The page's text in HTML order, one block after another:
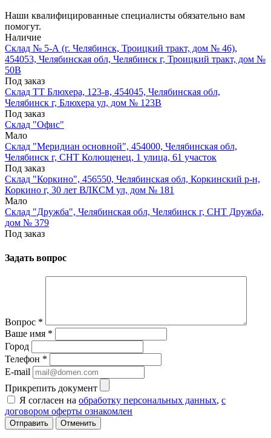
Наши квалифицированные специалисты обязательно вам
помогут.
Наличие
Склад № 5-А (г. Челябинск, Троицкий тракт, дом № 46),
454053, Челябинская обл, Челябинск г, Троицкий тракт, дом №
50В
Под заказ
Склад ТТ Блюхера, 123-в, 454045, Челябинская обл,
Челябинск г, Блюхера ул, дом № 123В
Под заказ
Склад "Офис"
Мало
Склад "Меридиан основной", 454000, Челябинская обл,
Челябинск г, СНТ Колющенец, 1 улица, 61 участок
Под заказ
Склад "Коркино", 456550, Челябинская обл, Коркинский р-н,
Коркино г, 30 лет ВЛКСМ ул, дом № 181
Мало
Склад "Дружба", Челябинская обл, Челябинск г, СНТ Дружба,
дом № 379
Под заказ
Задать вопрос
Вопрос *
Ваше имя *
Город
Телефон *
E-mail
Прикрепить документ
Я согласен на обработку персональных данных, с
договором оферты ознакомлен
Отменить